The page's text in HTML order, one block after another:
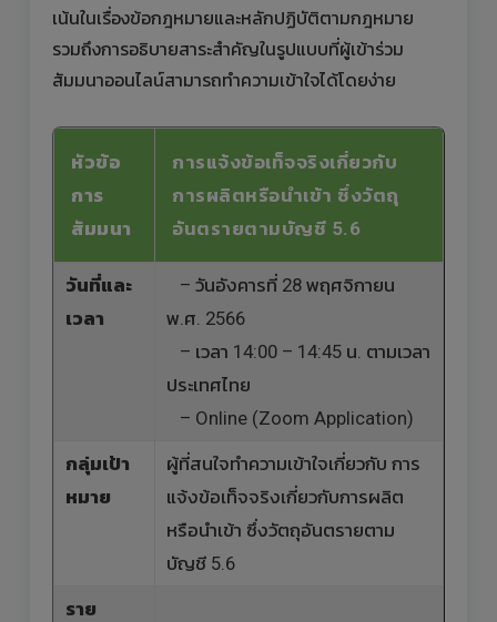
เน้นในเรื่องข้อกฎหมายและหลักปฏิบัติตามกฎหมาย
รวมถึงการอธิบายสาระสำคัญในรูปแบบที่ผู้เข้าร่วม
สัมมนาออนไลน์สามารถทำความเข้าใจได้โดยง่าย
หัวข้อ
การ
สัมมนา
การแจ้งข้อเท็จจริงเกี่ยวกับ
การผลิตหรือนำเข้า ซึ่งวัตถุ
อันตรายตามบัญชี 5.6
วันที่และ
เวลา
– วันอังคารที่ 28 พฤศจิกายน
พ.ศ. 2566
– เวลา 14:00 – 14:45 น. ตามเวลา
ประเทศไทย
– Online (Zoom Application)
กลุ่มเป้า
หมาย
ผู้ที่สนใจทำความเข้าใจเกี่ยวกับ การ
แจ้งข้อเท็จจริงเกี่ยวกับการผลิต
หรือนำเข้า ซึ่งวัตถุอันตรายตาม
บัญชี 5.6
ราย